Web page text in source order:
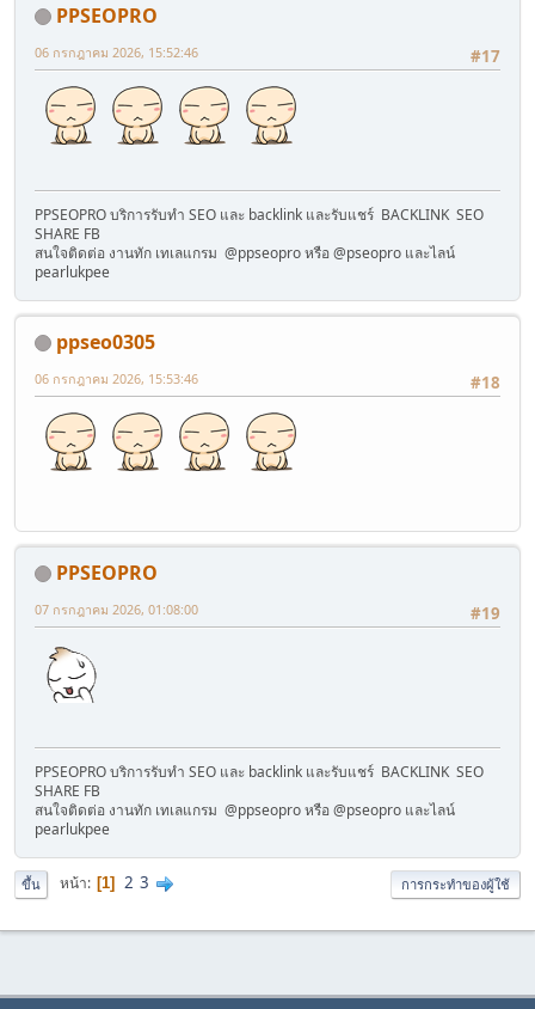
PPSEOPRO
#17
06 กรกฎาคม 2026, 15:52:46
PPSEOPRO บริการรับทำ SEO และ backlink และรับแชร์ BACKLINK SEO
SHARE FB
สนใจติดต่อ งานทัก เทเลแกรม @ppseopro หรือ @pseopro และไลน์
pearlukpee
ppseo0305
#18
06 กรกฎาคม 2026, 15:53:46
PPSEOPRO
#19
07 กรกฎาคม 2026, 01:08:00
PPSEOPRO บริการรับทำ SEO และ backlink และรับแชร์ BACKLINK SEO
SHARE FB
สนใจติดต่อ งานทัก เทเลแกรม @ppseopro หรือ @pseopro และไลน์
pearlukpee
ขึ้น หน้า 1 2 3 การกระทำของผู้ใช้